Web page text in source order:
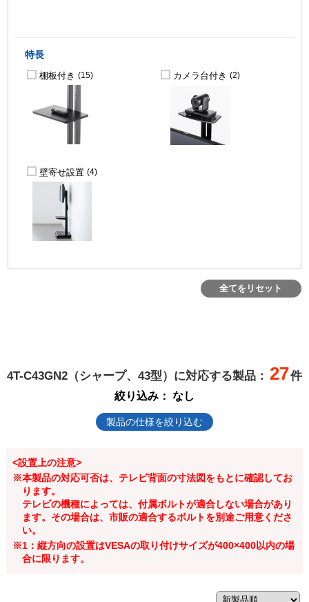
特長
棚板付き (15) カメラ台付き (2)
壁寄せ設置 (4)
全てをリセット
4T-C43GN2（シャープ、43型）に対応する製品： 27件
絞り込み： なし
製品の仕様を絞り込む
<設置上の注意>
※本製品の対応可否は、テレビ背面の寸法図をもとに確認してお
ります。
テレビの機種によっては、付属ボルトが適合しない場合があり
ます。その場合は、市販の適合するボルトを別途ご用意くださ
い。
※1：縦方向の設置はVESAの取り付けサイズが400×400以内の場
合に限ります。